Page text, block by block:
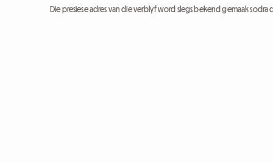
Die presiese adres van die verblyf word slegs bekend gemaak sodra